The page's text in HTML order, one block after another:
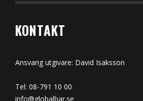
KONTAKT
Ansvarig utgivare: David Isaksson
Tel: 08-791 10 00
info@globalbar.se